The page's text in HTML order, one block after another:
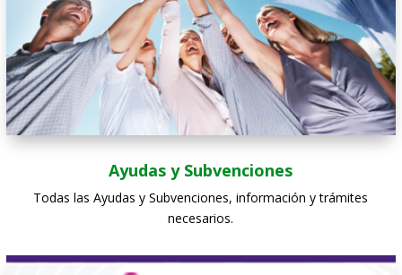
Ayudas y Subvenciones
Todas las Ayudas y Subvenciones, información y trámites
necesarios.